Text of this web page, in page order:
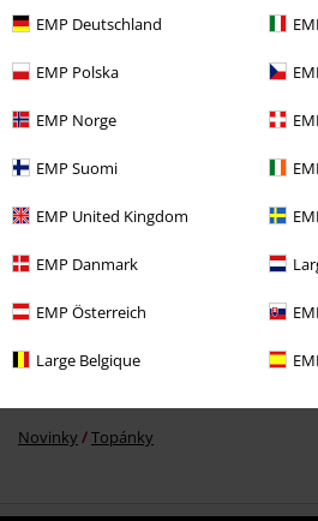
EMP Deutschland
EMP Polska
EMP Norge
EMP Suomi
EMP United Kingdom
EMP Danmark
EMP Österreich
Large Belgique
More categories. More options.
Novinky Topánky